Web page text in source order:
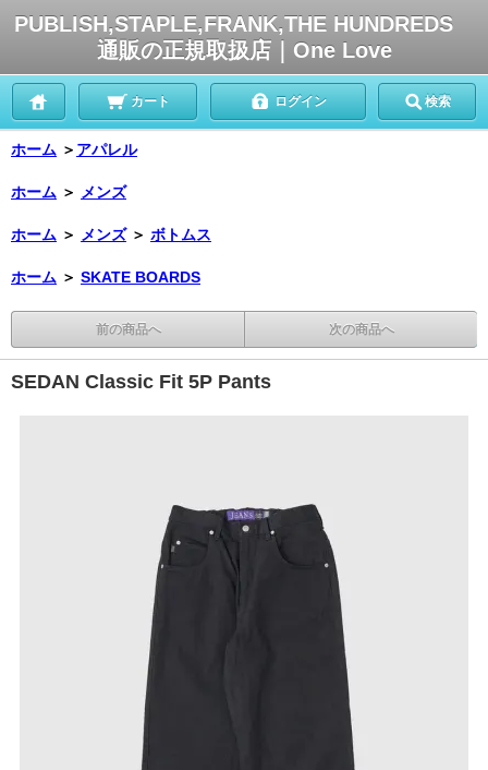
PUBLISH,STAPLE,FRANK,THE HUNDREDS
通販の正規取扱店｜One Love
カート ログイン 検索
ホーム ＞ アパレル
ホーム ＞ メンズ
ホーム ＞ メンズ ＞ ボトムス
ホーム ＞ SKATE BOARDS
前の商品へ 次の商品へ
SEDAN Classic Fit 5P Pants